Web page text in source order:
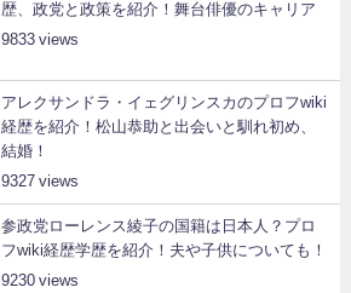
歴、政党と政策を紹介！舞台俳優のキャリア
9833
アレクサンドラ・イェグリンスカのプロフwiki
経歴を紹介！松山恭助と出会いと馴れ初め、
結婚！
9327
参政党ローレンス綾子の国籍は日本人？プロ
フwiki経歴学歴を紹介！夫や子供についても！
9230